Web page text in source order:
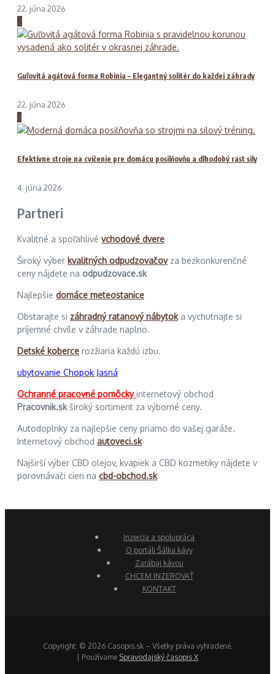
22. júna 2026
2
Guľovitá agátová forma Robinia – Elegantný solitér do každej záhrady
22. júna 2026
3
Efektívne stroje na cvičenie pre domácu posilňovňu a dlhodobý rast sily
4. júna 2026
Partneri
Kvalitné a spoľahlivé vchodové dvere
Široký výber kvalitných odpudzovačovza bezkonkurenčné
ceny nájdete na odpudzovace.sk
Najlepšie domáce meteostanice
Obstarajte si záhradný ratanový nábytoka vychutnajte si
príjemné chvíle v záhrade naplno.
Detské koberce rozžiaria každú izbu.
ubytovanie Chopok Jasná
Ochranné pracovné pomôckyinternetový obchod
Pracovnik.skširoký sortiment za výborné ceny.
Autodoplnky za najlepšie ceny priamo do vašej garáže.
Internetový obchod autoveci.sk
Najširší výber CBD olejov, kvapiek a CBD kozmetiky nájdete v
porovnávači cien na cbd-obchod.sk
Inzercia a spolupráca
O portáli Šálka kávy
Zarábaj kávou
CHCEM INZEROVAŤ
KONTAKT
Copyright: © 2026 Casopis.sk – Všetky práva vyhradené.
| Používame Spravodajský časopis X